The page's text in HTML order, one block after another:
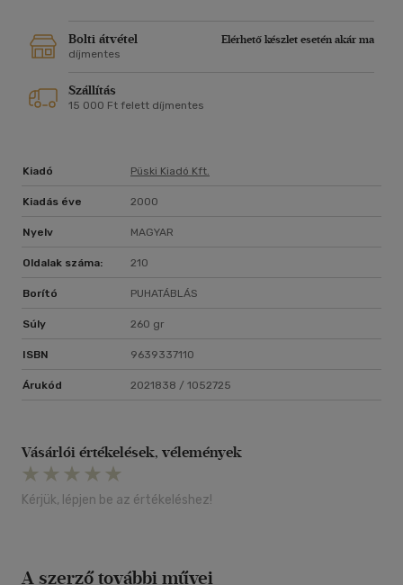
Bolti átvétel
Elérhető készlet esetén akár ma
díjmentes
Szállítás
15 000 Ft felett díjmentes
Kiadó Püski Kiadó Kft.
Kiadás éve 2000
Nyelv MAGYAR
Oldalak száma: 210
Borító PUHATÁBLÁS
Súly 260 gr
ISBN 9639337110
Árukód 2021838 / 1052725
Vásárlói értékelések, vélemények
Kérjük, lépjen be az értékeléshez!
A szerző további művei